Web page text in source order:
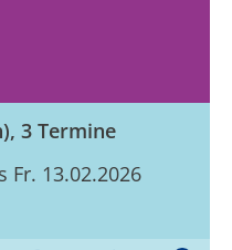
3 Termine
Fr. 13.02.2026